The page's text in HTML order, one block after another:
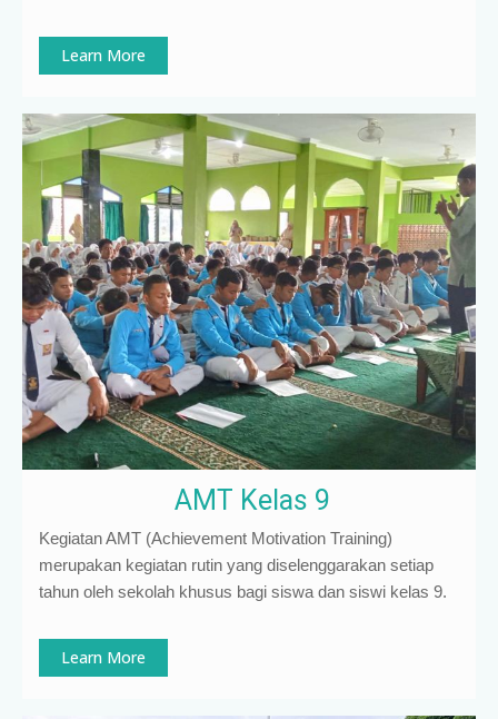
Learn More
AMT Kelas 9
Kegiatan AMT (Achievement Motivation Training)
merupakan kegiatan rutin yang diselenggarakan setiap
tahun oleh sekolah khusus bagi siswa dan siswi kelas 9.
Learn More